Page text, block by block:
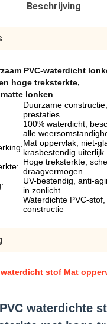
Beschrijving
PVC-waterdicht
hoge treksterkte,
lonken
Duurzame
prestaties
100% waterdicht,
alle
Mat oppervlak, niet-
krasbestendig uiterlijk
Hoge treksterkte,
draagvermogen
UV-bestendig, anti-
in zonlicht
Waterdichte PVC-
constructie
waterdicht stof Mat
waterdichte